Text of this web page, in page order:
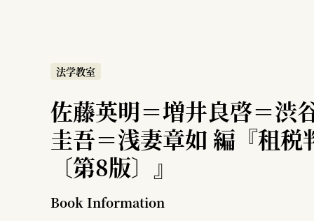
法学教室
佐藤英明＝増井良啓＝
圭吾＝浅妻章如 編『租税
〔第8版〕』
Book Information